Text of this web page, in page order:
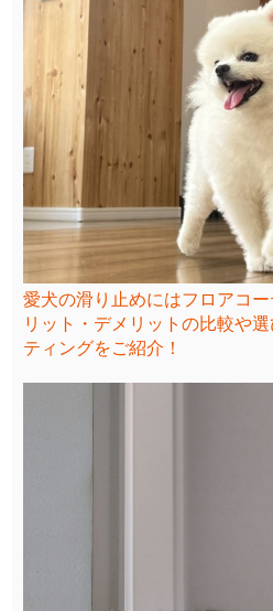
愛犬の滑り止めにはフロアコ
リット・デメリットの比較や
ティングをご紹介！